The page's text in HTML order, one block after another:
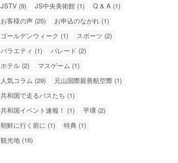
JSTV (9)
JS中央美術館 (1)
Q & A (1)
お客様の声 (25)
お申込のながれ (1)
ゴールデンウィーク (1)
スポーツ (2)
バラエティ (1)
パレード (2)
ホテル (2)
マスゲーム (1)
人気コラム (29)
元山国際親善航空際 (1)
共和国で走るバスたち (1)
共和国イベント速報！ (1)
平壌 (2)
朝鮮に行く前に (1)
特典 (1)
観光地 (16)